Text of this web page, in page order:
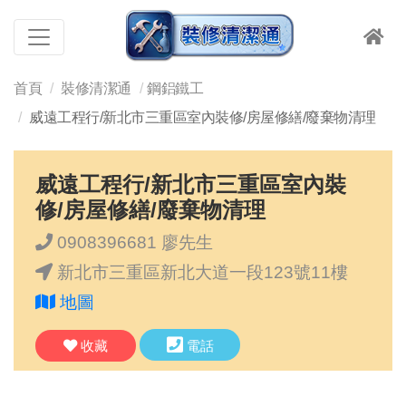
首頁 裝修清潔通
鋼鋁鐵工
威遠工程行/新北市三重區室內裝修/房屋修繕/廢棄物清理
威遠工程行/新北市三重區室內裝
修/房屋修繕/廢棄物清理
0908396681 廖先生
新北市三重區新北大道一段123號11樓
地圖
收藏 電話